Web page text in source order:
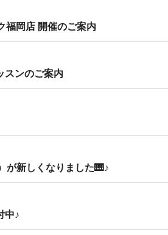
福岡店 開催のご案内
スンのご案内
が新しくなりました🎹♪
中♪